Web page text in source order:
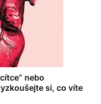
nebo
si, co víte